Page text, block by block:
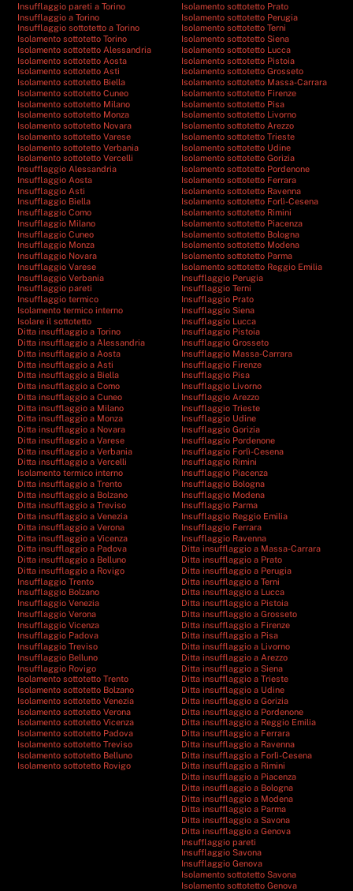
Insufflaggio pareti a Torino
Insufflaggio a Torino
Insufflaggio sottotetto a Torino
Isolamento sottotetto Torino
Isolamento sottotetto Alessandria
Isolamento sottotetto Aosta
Isolamento sottotetto Asti
Isolamento sottotetto Biella
Isolamento sottotetto Cuneo
Isolamento sottotetto Milano
Isolamento sottotetto Monza
Isolamento sottotetto Novara
Isolamento sottotetto Varese
Isolamento sottotetto Verbania
Isolamento sottotetto Vercelli
Insufflaggio Alessandria
Insufflaggio Aosta
Insufflaggio Asti
Insufflaggio Biella
Insufflaggio Como
Insufflaggio Milano
Insufflaggio Cuneo
Insufflaggio Monza
Insufflaggio Novara
Insufflaggio Varese
Insufflaggio Verbania
Insufflaggio pareti
Insufflaggio termico
Isolamento termico interno
Isolare il sottotetto
Ditta insufflaggio a Torino
Ditta insufflaggio a Alessandria
Ditta insufflaggio a Aosta
Ditta insufflaggio a Asti
Ditta insufflaggio a Biella
Ditta insufflaggio a Como
Ditta insufflaggio a Cuneo
Ditta insufflaggio a Milano
Ditta insufflaggio a Monza
Ditta insufflaggio a Novara
Ditta insufflaggio a Varese
Ditta insufflaggio a Verbania
Ditta insufflaggio a Vercelli
Isolamento termico interno
Ditta insufflaggio a Trento
Ditta insufflaggio a Bolzano
Ditta insufflaggio a Treviso
Ditta insufflaggio a Venezia
Ditta insufflaggio a Verona
Ditta insufflaggio a Vicenza
Ditta insufflaggio a Padova
Ditta insufflaggio a Belluno
Ditta insufflaggio a Rovigo
Insufflaggio Trento
Insufflaggio Bolzano
Insufflaggio Venezia
Insufflaggio Verona
Insufflaggio Vicenza
Insufflaggio Padova
Insufflaggio Treviso
Insufflaggio Belluno
Insufflaggio Rovigo
Isolamento sottotetto Trento
Isolamento sottotetto Bolzano
Isolamento sottotetto Venezia
Isolamento sottotetto Verona
Isolamento sottotetto Vicenza
Isolamento sottotetto Padova
Isolamento sottotetto Treviso
Isolamento sottotetto Belluno
Isolamento sottotetto Rovigo
Isolamento sottotetto Prato
Isolamento sottotetto Perugia
Isolamento sottotetto Terni
Isolamento sottotetto Siena
Isolamento sottotetto Lucca
Isolamento sottotetto Pistoia
Isolamento sottotetto Grosseto
Isolamento sottotetto Massa-Carrara
Isolamento sottotetto Firenze
Isolamento sottotetto Pisa
Isolamento sottotetto Livorno
Isolamento sottotetto Arezzo
Isolamento sottotetto Trieste
Isolamento sottotetto Udine
Isolamento sottotetto Gorizia
Isolamento sottotetto Pordenone
Isolamento sottotetto Ferrara
Isolamento sottotetto Ravenna
Isolamento sottotetto Forlì-Cesena
Isolamento sottotetto Rimini
Isolamento sottotetto Piacenza
Isolamento sottotetto Bologna
Isolamento sottotetto Modena
Isolamento sottotetto Parma
Isolamento sottotetto Reggio Emilia
Insufflaggio Perugia
Insufflaggio Terni
Insufflaggio Prato
Insufflaggio Siena
Insufflaggio Lucca
Insufflaggio Pistoia
Insufflaggio Grosseto
Insufflaggio Massa-Carrara
Insufflaggio Firenze
Insufflaggio Pisa
Insufflaggio Livorno
Insufflaggio Arezzo
Insufflaggio Trieste
Insufflaggio Udine
Insufflaggio Gorizia
Insufflaggio Pordenone
Insufflaggio Forlì-Cesena
Insufflaggio Rimini
Insufflaggio Piacenza
Insufflaggio Bologna
Insufflaggio Modena
Insufflaggio Parma
Insufflaggio Reggio Emilia
Insufflaggio Ferrara
Insufflaggio Ravenna
Ditta insufflaggio a Massa-Carrara
Ditta insufflaggio a Prato
Ditta insufflaggio a Perugia
Ditta insufflaggio a Terni
Ditta insufflaggio a Lucca
Ditta insufflaggio a Pistoia
Ditta insufflaggio a Grosseto
Ditta insufflaggio a Firenze
Ditta insufflaggio a Pisa
Ditta insufflaggio a Livorno
Ditta insufflaggio a Arezzo
Ditta insufflaggio a Siena
Ditta insufflaggio a Trieste
Ditta insufflaggio a Udine
Ditta insufflaggio a Gorizia
Ditta insufflaggio a Pordenone
Ditta insufflaggio a Reggio Emilia
Ditta insufflaggio a Ferrara
Ditta insufflaggio a Ravenna
Ditta insufflaggio a Forlì-Cesena
Ditta insufflaggio a Rimini
Ditta insufflaggio a Piacenza
Ditta insufflaggio a Bologna
Ditta insufflaggio a Modena
Ditta insufflaggio a Parma
Ditta insufflaggio a Savona
Ditta insufflaggio a Genova
Insufflaggio pareti
Insufflaggio Savona
Insufflaggio Genova
Isolamento sottotetto Savona
Isolamento sottotetto Genova